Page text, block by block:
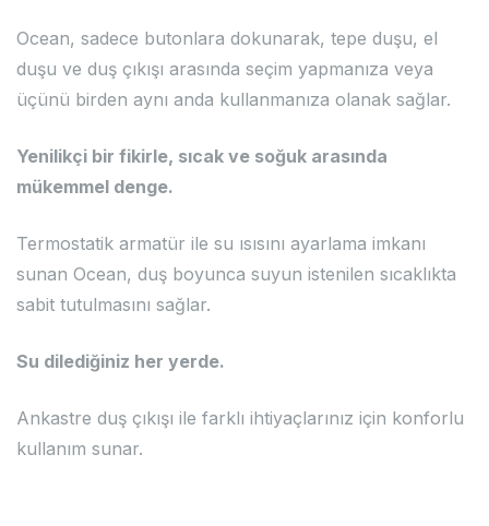
Ocean, sadece butonlara dokunarak, tepe duşu, el
duşu ve duş çıkışı arasında seçim yapmanıza veya
üçünü birden aynı anda kullanmanıza olanak sağlar.
Yenilikçi bir fikirle, sıcak ve soğuk arasında
mükemmel denge.
Termostatik armatür ile su ısısını ayarlama imkanı
sunan Ocean, duş boyunca suyun istenilen sıcaklıkta
sabit tutulmasını sağlar.
Su dilediğiniz her yerde.
Ankastre duş çıkışı ile farklı ihtiyaçlarınız için konforlu
kullanım sunar.